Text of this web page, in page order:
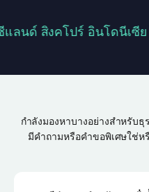
คโปร์ อินโดนีเซีย ไทย
กำลังมองหาบางอย่างสำหรับ
มีคำถามหรือคำขอพิเศษใช่